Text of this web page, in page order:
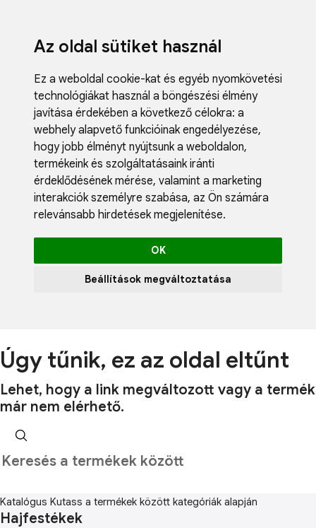
Az oldal sütiket használ
Ez a weboldal cookie-kat és egyéb nyomkövetési
technológiákat használ a böngészési élmény
javítása érdekében a következő célokra: a
webhely alapvető funkcióinak engedélyezése,
hogy jobb élményt nyújtsunk a weboldalon,
termékeink és szolgáltatásaink iránti
érdeklődésének mérése, valamint a marketing
interakciók személyre szabása, az Ön számára
relevánsabb hirdetések megjelenítése.
OK
Beállítások megváltoztatása
Blog
Úgy tűnik, ez az oldal eltűnt
Lehet, hogy a link megváltozott vagy a termék
már nem elérhető.
Katalógus Kutass a termékek között kategóriák alapján
Hajfestékek